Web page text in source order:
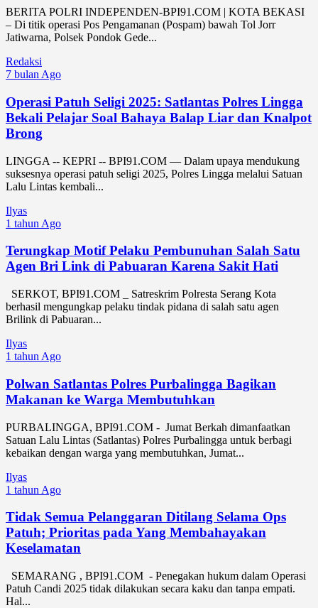
BERITA POLRI INDEPENDEN-BPI91.COM | KOTA BEKASI
– Di titik operasi Pos Pengamanan (Pospam) bawah Tol Jorr
Jatiwarna, Polsek Pondok Gede...
Redaksi
7 bulan Ago
Operasi Patuh Seligi 2025: Satlantas Polres Lingga
Bekali Pelajar Soal Bahaya Balap Liar dan Knalpot
Brong
LINGGA -- KEPRI -- BPI91.COM — Dalam upaya mendukung
suksesnya operasi patuh seligi 2025, Polres Lingga melalui Satuan
Lalu Lintas kembali...
Ilyas
1 tahun Ago
Terungkap Motif Pelaku Pembunuhan Salah Satu
Agen Bri Link di Pabuaran Karena Sakit Hati
SERKOT, BPI91.COM _ Satreskrim Polresta Serang Kota
berhasil mengungkap pelaku tindak pidana di salah satu agen
Brilink di Pabuaran...
Ilyas
1 tahun Ago
Polwan Satlantas Polres Purbalingga Bagikan
Makanan ke Warga Membutuhkan
PURBALINGGA, BPI91.COM - Jumat Berkah dimanfaatkan
Satuan Lalu Lintas (Satlantas) Polres Purbalingga untuk berbagi
kebaikan dengan warga yang membutuhkan, Jumat...
Ilyas
1 tahun Ago
Tidak Semua Pelanggaran Ditilang Selama Ops
Patuh; Prioritas pada Yang Membahayakan
Keselamatan
SEMARANG , BPI91.COM - Penegakan hukum dalam Operasi
Patuh Candi 2025 tidak dilakukan secara kaku dan tanpa empati.
Hal...